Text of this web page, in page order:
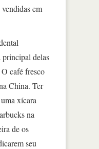
em
principal delas
café fresco
China. Ter
xícara
na
de os
seu